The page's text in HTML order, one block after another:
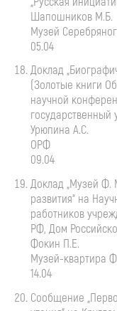
Шапошников М.Б.
Музей
05.04
Доклад
(Золотые книги
научной
государственный
Урюпина А.С.
ОРФ
09.04
Доклад „Музей Ф.
развития“ на
работников
РФ, Дом
Фокин П.Е.
Музей-квартира
14.04
Сообщение